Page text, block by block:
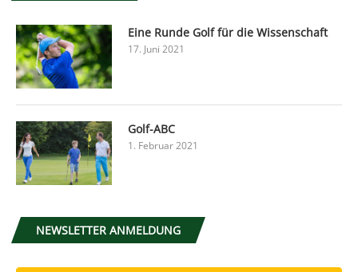
Eine Runde Golf für die Wissenschaft
17. Juni 2021
Golf-ABC
1. Februar 2021
NEWSLETTER ANMELDUNG